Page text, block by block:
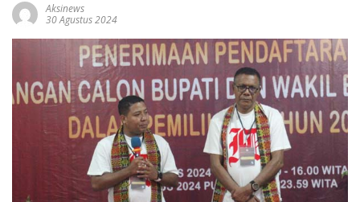
Aksinews
30 Agustus 2024